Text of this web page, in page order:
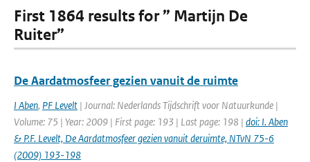
First 1864 results for ” Martijn De
Ruiter”
De Aardatmosfeer gezien vanuit de ruimte
I Aben, PF Levelt | Journal: Nederlands Tijdschrift voor Natuurkunde |
Volume: 75 | Year: 2009 | First page: 193 | Last page: 198 | doi: I. Aben
& P.F. Levelt, De Aardatmosfeer gezien vanuit deruimte, NTvN 75-6
(2009) 193-198